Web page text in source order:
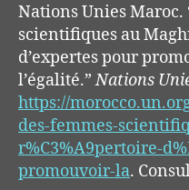
Nations Unies Maroc.
scientifiques au
d’expertes pour
l’égalité.”Nations
https://
des-femmes-
r%C3%A9pertoire-
promouvoir-la.